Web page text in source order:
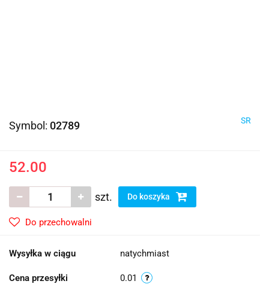
Symbol: 02789 SR
52.00
szt. Do koszyka
Do przechowalni
Wysyłka w ciągu natychmiast
Cena przesyłki 0.01